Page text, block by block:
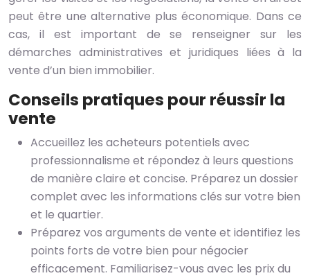
peut être une alternative plus économique. Dans ce
cas, il est important de se renseigner sur les
démarches administratives et juridiques liées à la
vente d’un bien immobilier.
Conseils pratiques pour réussir la
vente
Accueillez les acheteurs potentiels avec
professionnalisme et répondez à leurs questions
de manière claire et concise. Préparez un dossier
complet avec les informations clés sur votre bien
et le quartier.
Préparez vos arguments de vente et identifiez les
points forts de votre bien pour négocier
efficacement. Familiarisez-vous avec les prix du